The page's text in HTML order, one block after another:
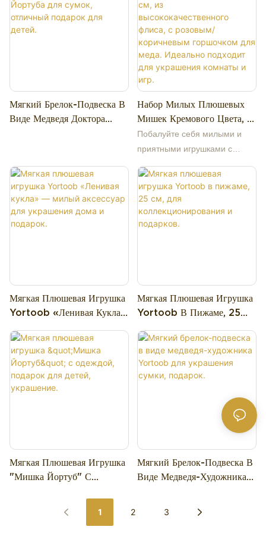
украшения для букета цветов.
Мягкий Брелок-Подвеска В
Виде Медведя Доктора
Набор Милых Плюшевых
Мишек Кремового Цвета, 12
См, Из
Высококачественного
Коричневым Горшочком Для
Меда. Идеально Подходит
Для Украшения Комнаты И
Побалуйте себя милыми и
приятными игрушками с
нашим набором из плюшевых
мишек в форме медового
горшочка кремового цвета
высотой 12 см! Этот
очаровательный набор
розовый горшочек с розовым
медвежонком внутри и
теплый коричневый горшочек
держащим красное сердечко.
Медвежонок съемный, что
позволяет спрятать его внутрь
сюрприза или играть с ним
Мягкая Плюшевая Игрушка
Yortoob «Ленивая Кукла»
Украшения Дома И
Подарок.
Мягкая Плюшевая Игрушка
Yortoob В Пижаме, 25
Коллекционирования И
Подарков.
Мягкая Плюшевая Игрушка
"Мишка Йортуб" С
Мягкий Брелок-Подвеска В
Виде Медведя-Художника
1 2 3